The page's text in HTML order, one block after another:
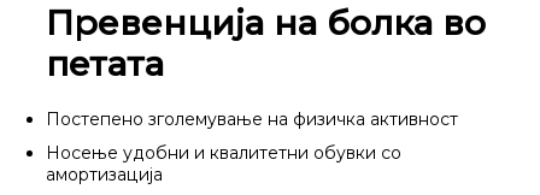
Превенција на болка во
петата
Постепено зголемување на физичка активност
Носење удобни и квалитетни обувки со
амортизација